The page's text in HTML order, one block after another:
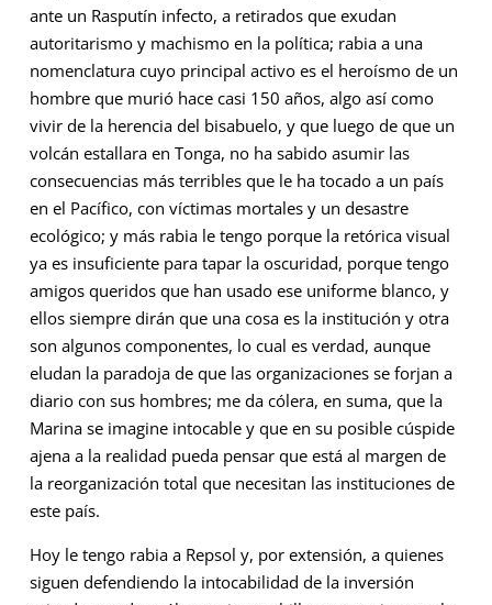
ante un Rasputín infecto, a retirados que exudan
autoritarismo y machismo en la política; rabia a una
nomenclatura cuyo principal activo es el heroísmo de un
hombre que murió hace casi 150 años, algo así como
vivir de la herencia del bisabuelo, y que luego de que un
volcán estallara en Tonga, no ha sabido asumir las
consecuencias más terribles que le ha tocado a un país
en el Pacífico, con víctimas mortales y un desastre
ecológico; y más rabia le tengo porque la retórica visual
ya es insuficiente para tapar la oscuridad, porque tengo
amigos queridos que han usado ese uniforme blanco, y
ellos siempre dirán que una cosa es la institución y otra
son algunos componentes, lo cual es verdad, aunque
eludan la paradoja de que las organizaciones se forjan a
diario con sus hombres; me da cólera, en suma, que la
Marina se imagine intocable y que en su posible cúspide
ajena a la realidad pueda pensar que está al margen de
la reorganización total que necesitan las instituciones de
este país.
Hoy le tengo rabia a Repsol y, por extensión, a quienes
siguen defendiendo la intocabilidad de la inversión